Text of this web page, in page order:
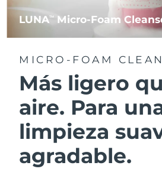
LUNATM Micro-Foam
MICRO-FOAM
Más ligero
aire. Para
limpieza
agradable.